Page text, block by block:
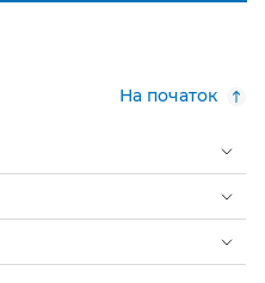
На початок